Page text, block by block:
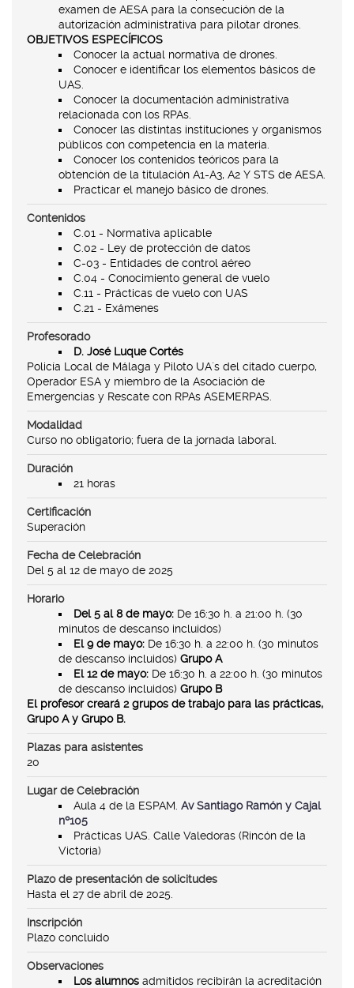
examen de AESA para la consecución de la
autorización administrativa para pilotar drones.
OBJETIVOS ESPECÍFICOS
Conocer la actual normativa de drones.
Conocer e identificar los elementos básicos de
UAS.
Conocer la documentación administrativa
relacionada con los RPAs.
Conocer las distintas instituciones y organismos
públicos con competencia en la materia.
Conocer los contenidos teóricos para la
obtención de la titulación A1-A3, A2 Y STS de AESA.
Practicar el manejo básico de drones.
Contenidos
C.01 - Normativa aplicable
C.02 - Ley de protección de datos
C-03 - Entidades de control aéreo
C.04 - Conocimiento general de vuelo
C.11 - Prácticas de vuelo con UAS
C.21 - Exámenes
Profesorado
D. José Luque Cortés
Policía Local de Málaga y Piloto UA´s del citado cuerpo,
Operador ESA y miembro de la Asociación de
Emergencias y Rescate con RPAs ASEMERPAS.
Modalidad
Curso no obligatorio; fuera de la jornada laboral.
Duración
21 horas
Certificación
Superación
Fecha de Celebración
Del 5 al 12 de mayo de 2025
Horario
Del 5 al 8 de mayo: De 16:30 h. a 21:00 h. (30
minutos de descanso incluidos)
El 9 de mayo: De 16:30 h. a 22:00 h. (30 minutos
de descanso incluidos) Grupo A
El 12 de mayo: De 16:30 h. a 22:00 h. (30 minutos
de descanso incluidos) Grupo B
El profesor creará 2 grupos de trabajo para las prácticas,
Grupo A y Grupo B.
Plazas para asistentes
20
Lugar de Celebración
Aula 4 de la ESPAM. Av Santiago Ramón y Cajal
nº105
Prácticas UAS. Calle Valedoras (Rincón de la
Victoria)
Plazo de presentación de solicitudes
Hasta el 27 de abril de 2025.
Inscripción
Plazo concluido
Observaciones
Los alumnos admitidos recibirán la acreditación